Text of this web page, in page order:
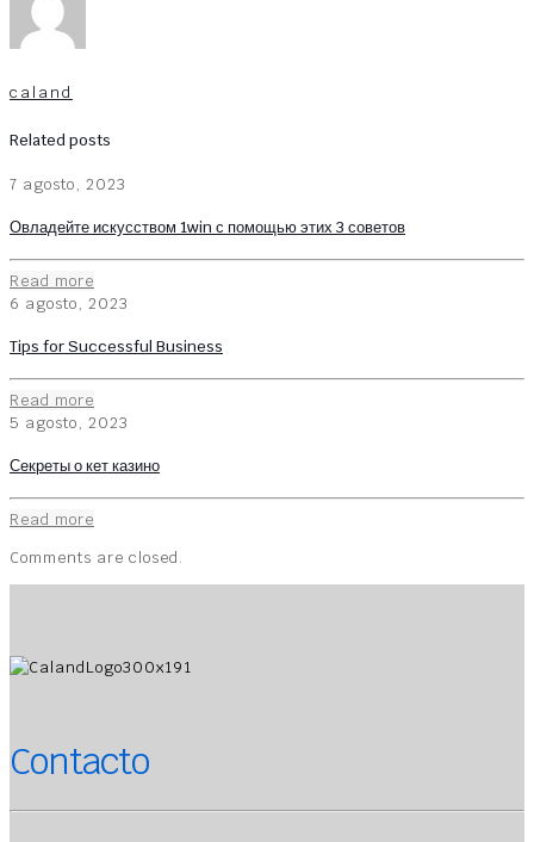
caland
Related posts
7 agosto, 2023
Овладейте искусством 1win с помощью этих 3 советов
Read more
6 agosto, 2023
Tips for Successful Business
Read more
5 agosto, 2023
Секреты о кет казино
Read more
Comments are closed.
Contacto